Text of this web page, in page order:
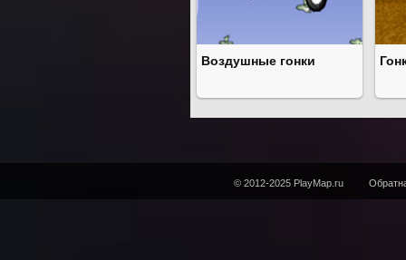
Воздушные гонки
© 2012-2025 PlayMap.ru